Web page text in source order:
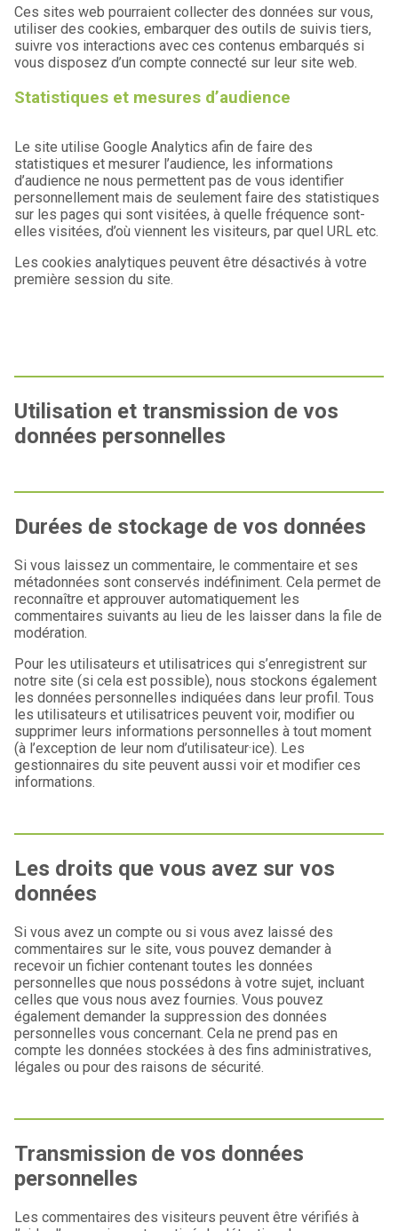
Ces sites web pourraient collecter des données sur vous,
utiliser des cookies, embarquer des outils de suivis tiers,
suivre vos interactions avec ces contenus embarqués si
vous disposez d’un compte connecté sur leur site web.
Statistiques et mesures d’audience
Le site utilise Google Analytics afin de faire des
statistiques et mesurer l’audience, les informations
d’audience ne nous permettent pas de vous identifier
personnellement mais de seulement faire des statistiques
sur les pages qui sont visitées, à quelle fréquence sont-
elles visitées, d’où viennent les visiteurs, par quel URL etc.
Les cookies analytiques peuvent être désactivés à votre
première session du site.
Utilisation et transmission de vos
données personnelles
Durées de stockage de vos données
Si vous laissez un commentaire, le commentaire et ses
métadonnées sont conservés indéfiniment. Cela permet de
reconnaître et approuver automatiquement les
commentaires suivants au lieu de les laisser dans la file de
modération.
Pour les utilisateurs et utilisatrices qui s’enregistrent sur
notre site (si cela est possible), nous stockons également
les données personnelles indiquées dans leur profil. Tous
les utilisateurs et utilisatrices peuvent voir, modifier ou
supprimer leurs informations personnelles à tout moment
(à l’exception de leur nom d’utilisateur·ice). Les
gestionnaires du site peuvent aussi voir et modifier ces
informations.
Les droits que vous avez sur vos
données
Si vous avez un compte ou si vous avez laissé des
commentaires sur le site, vous pouvez demander à
recevoir un fichier contenant toutes les données
personnelles que nous possédons à votre sujet, incluant
celles que vous nous avez fournies. Vous pouvez
également demander la suppression des données
personnelles vous concernant. Cela ne prend pas en
compte les données stockées à des fins administratives,
légales ou pour des raisons de sécurité.
Transmission de vos données
personnelles
Les commentaires des visiteurs peuvent être vérifiés à